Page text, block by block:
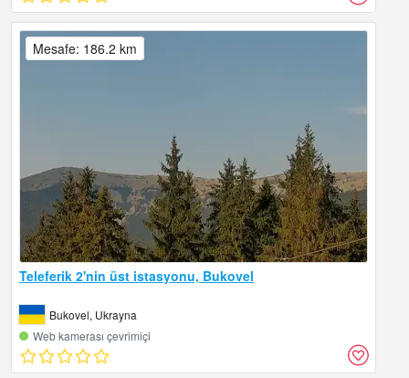
Teleferik 2'nin üst istasyonu, Bukovel
Bukovel, Ukrayna
Web kamerası çevrimiçi
Mesafe: 186.2 km